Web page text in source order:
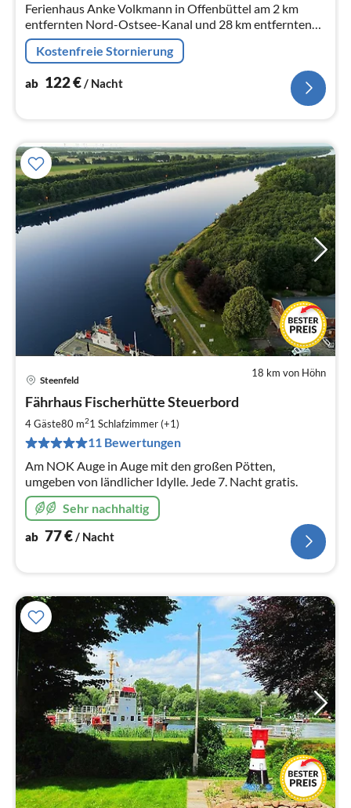
Ferienhaus Anke Volkmann in Offenbüttel am 2 km
entfernten Nord-Ostsee-Kanal und 28 km entfernten
Nordsee, 100m² Wohnfläche, Platz für 4 Personen. Mit
Wintergarten, Sauna und Ofen
Kostenfreie Stornierung
ab 122€/ Nacht
18 km von Höhn
Steenfeld
Fährhaus Fischerhütte Steuerbord
4 Gäste80 m21 Schlafzimmer (+1)
11 Bewertungen
Am NOK Auge in Auge mit den großen Pötten,
umgeben von ländlicher Idylle. Jede 7. Nacht gratis.
Sehr nachhaltig
ab 77€/ Nacht